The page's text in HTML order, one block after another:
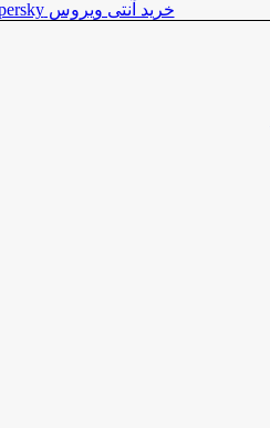
خرید آنتی ویروس Kaspersky